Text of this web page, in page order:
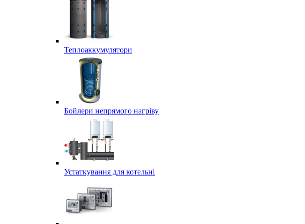
Теплоаккумулятори
Бойлери непрямого нагріву
Устаткування для котельні